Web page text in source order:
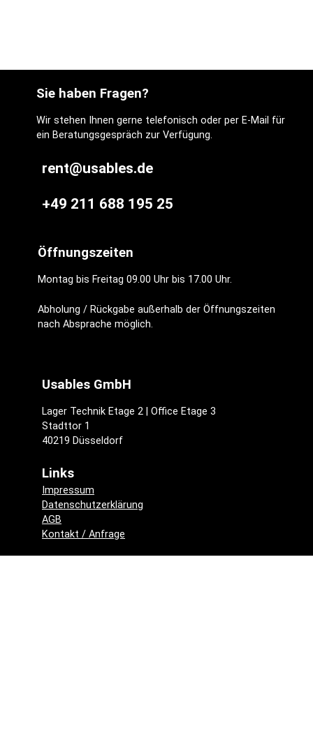
Sie haben Fragen?
Wir stehen Ihnen gerne telefonisch oder per E-Mail für
ein Beratungsgespräch zur Verfügung.
rent@usables.de
+49 211 688 195 25
Öffnungszeiten
Montag bis Freitag 09.00 Uhr bis 17.00 Uhr.
Abholung / Rückgabe außerhalb der Öffnungszeiten
nach Absprache möglich.
Usables GmbH
Lager Technik Etage 2 | Office Etage 3
Stadttor 1
40219 Düsseldorf
Links
Impressum
Datenschutzerklärung
AGB
Kontakt / Anfrage